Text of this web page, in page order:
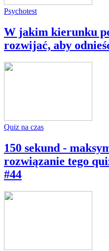
Psychotest
W jakim kierunku
rozwijać, aby
Quiz na czas
150 sekund -
rozwiązanie tego
#44